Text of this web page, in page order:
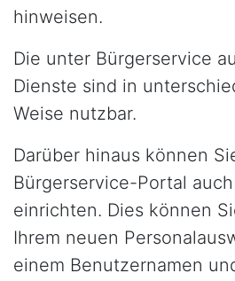
hinweisen.
Die unter Bürgerservice
Dienste sind in
Weise nutzbar.
Darüber hinaus können
Bürgerservice-Portal
einrichten. Dies können
Ihrem neuen
einem Benutzernamen